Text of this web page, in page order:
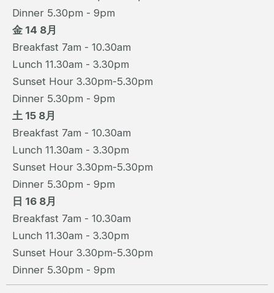
Dinner 5.30pm - 9pm
金 14 8月
Breakfast 7am - 10.30am
Lunch 11.30am - 3.30pm
Sunset Hour 3.30pm-5.30pm
Dinner 5.30pm - 9pm
土 15 8月
Breakfast 7am - 10.30am
Lunch 11.30am - 3.30pm
Sunset Hour 3.30pm-5.30pm
Dinner 5.30pm - 9pm
日 16 8月
Breakfast 7am - 10.30am
Lunch 11.30am - 3.30pm
Sunset Hour 3.30pm-5.30pm
Dinner 5.30pm - 9pm